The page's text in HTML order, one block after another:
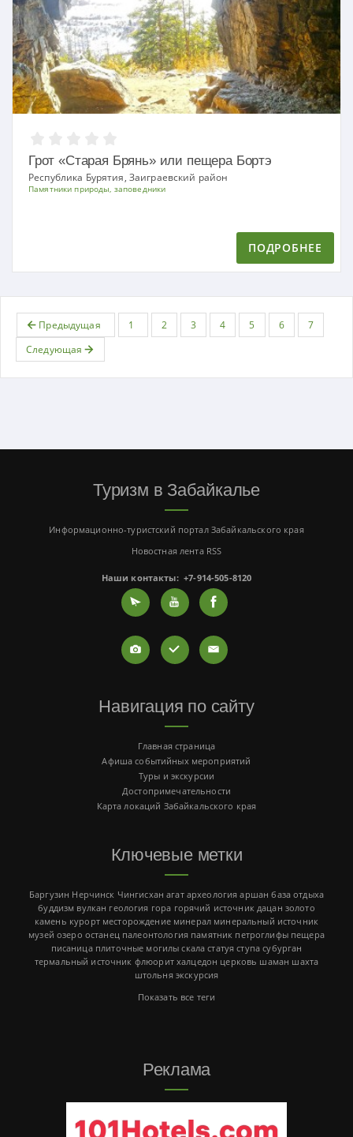
Грот «Старая Брянь» или пещера Бортэ
Республика Бурятия, Заиграевский район
Памятники природы, заповедники
ПОДРОБНЕЕ
Предыдущая 1 2 3 4 5 6
7
Следующая
Туризм в Забайкалье
Информационно-туристский портал Забайкальского края
Новостная лента RSS
Наши контакты: +7-914-505-8120
Навигация по сайту
Главная страница
Афиша событийных мероприятий
Туры и экскурсии
Достопримечательности
Карта локаций Забайкальского края
Ключевые метки
Баргузин Нерчинск Чингисхан агат археология аршан база отдыха
буддизм вулкан геология гора горячий источник дацан золото
камень курорт месторождение минерал минеральный источник
музей озеро останец палеонтология памятник петроглифы пещера
писаница плиточные могилы скала статуя ступа субурган
термальный источник флюорит халцедон церковь шаман шахта
штольня экскурсия
Показать все теги
Реклама